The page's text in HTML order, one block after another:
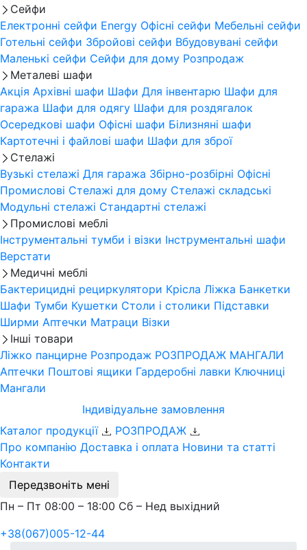
Сейфи
Електронні сейфи Energy Офісні сейфи Мебельні сейфи
Готельні сейфи Збройові сейфи Вбудовувані сейфи
Маленькі сейфи Сейфи для дому Розпродаж
Металеві шафи
Акція Архівні шафи Шафи Для інвентарю Шафи для
гаража Шафи для одягу Шафи для роздягалок
Осередкові шафи Офісні шафи Білизняні шафи
Картотечні і файлові шафи Шафи для зброї
Стелажі
Вузькі стелажі Для гаража Збірно-розбірні Офісні
Промислові Стелажі для дому Стелажі складські
Модульні стелажі Стандартні стелажі
Промислові меблі
Інструментальні тумби і візки Інструментальні шафи
Верстати
Медичні меблі
Бактерицидні рециркулятори Крісла Ліжка Банкетки
Шафи Тумби Кушетки Столи і столики Підставки
Ширми Аптечки Матраци Візки
Інші товари
Ліжко панцирне Розпродаж РОЗПРОДАЖ МАНГАЛИ
Аптечки Поштові ящики Гардеробні лавки Ключниці
Мангали
Індивідуальне замовлення
Каталог продукції
РОЗПРОДАЖ
Про компанію Доставка і оплата Новини та статті
Контакти
Передзвоніть мені
Пн – Пт 08:00 – 18:00 Сб – Нед выхідний
+38(067)005-12-44